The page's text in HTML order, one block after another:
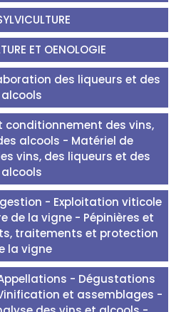
ET OENOLOGIE
des liqueurs et des
alcools
conditionnement des vins,
alcools - Matériel de
vins, des liqueurs et des
alcools
gestion - Exploitation viticole
de la vigne - Pépinières et
traitements et protection
la vigne
- Dégustations
et assemblages -